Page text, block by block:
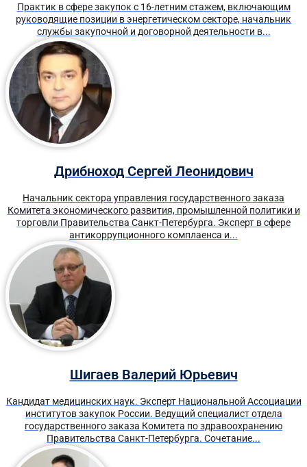
Практик в сфере закупок с 16-летним стажем, включающим
руководящие позиции в энергетическом секторе, начальник
службы закупочной и договорной деятельности в...
Дрибноход Сергей Леонидович
Начальник сектора управления государственного заказа
Комитета экономического развития, промышленной политики и
торговли Правительства Санкт-Петербурга. Эксперт в сфере
антикоррупционного комплаенса и...
Шигаев Валерий Юрьевич
Кандидат медицинских наук. Эксперт Национальной Ассоциации
институтов закупок России. Ведущий специалист отдела
государственного заказа Комитета по здравоохранению
Правительства Санкт-Петербурга. Сочетание...